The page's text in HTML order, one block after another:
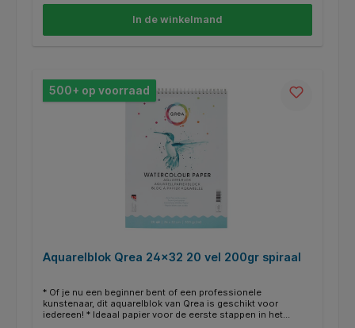
In de winkelmand
500+ op voorraad
Aquarelblok Qrea 24x32 20 vel 200gr spiraal
* Of je nu een beginner bent of een professionele
kunstenaar, dit aquarelblok van Qrea is geschikt voor
iedereen! * Ideaal papier voor de eerste stappen in het